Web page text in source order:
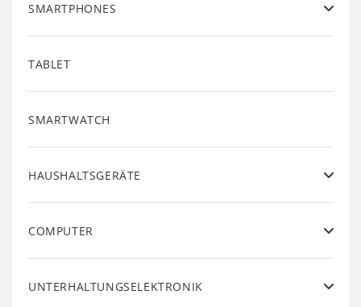
SMARTPHONES
TABLET
SMARTWATCH
HAUSHALTSGERÄTE
COMPUTER
UNTERHALTUNGSELEKTRONIK